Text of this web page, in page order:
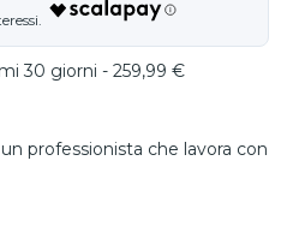
30 giorni - 259,99 €
professionista che lavora con